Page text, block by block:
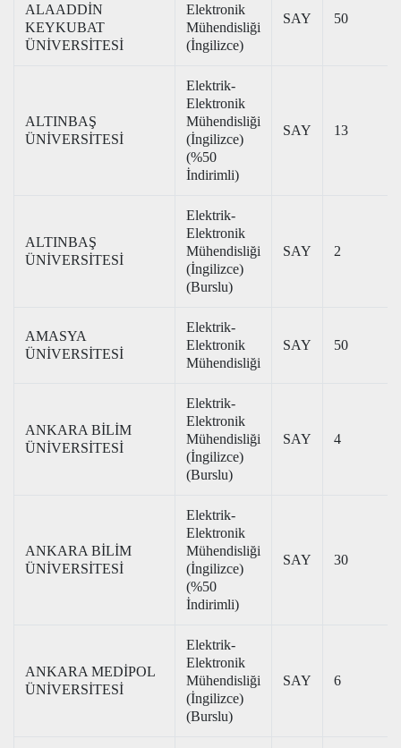
ALAADDİN
KEYKUBAT
ÜNİVERSİTESİ
Elektronik
Mühendisliği
(İngilizce)
SAY 50
ALTINBAŞ
ÜNİVERSİTESİ
Elektrik-
Elektronik
Mühendisliği
(İngilizce)
(%50
İndirimli)
SAY 13
ALTINBAŞ
ÜNİVERSİTESİ
Elektrik-
Elektronik
Mühendisliği
(İngilizce)
(Burslu)
SAY 2
AMASYA
ÜNİVERSİTESİ
Elektrik-
Elektronik
Mühendisliği
SAY 50
ANKARA BİLİM
ÜNİVERSİTESİ
Elektrik-
Elektronik
Mühendisliği
(İngilizce)
(Burslu)
SAY 4
ANKARA BİLİM
ÜNİVERSİTESİ
Elektrik-
Elektronik
Mühendisliği
(İngilizce)
(%50
İndirimli)
SAY 30
ANKARA MEDİPOL
ÜNİVERSİTESİ
Elektrik-
Elektronik
Mühendisliği
(İngilizce)
(Burslu)
SAY 6